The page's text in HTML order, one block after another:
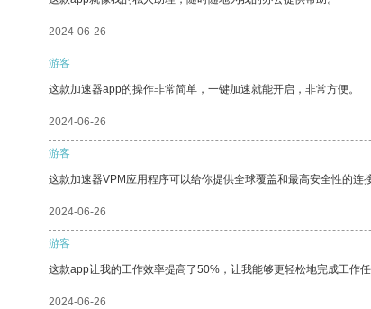
2024-06-26
游客
这款加速器app的操作非常简单，一键加速就能开启，非常方便。
2024-06-26
游客
这款加速器VPM应用程序可以给你提供全球覆盖和最高安全性的连接
2024-06-26
游客
这款app让我的工作效率提高了50%，让我能够更轻松地完成工作
2024-06-26